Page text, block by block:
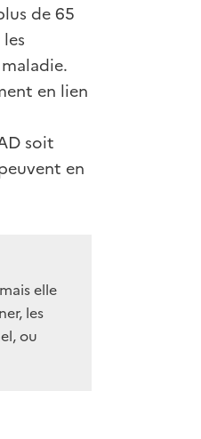
de 65
en lien
soit
en
elle
les
ou